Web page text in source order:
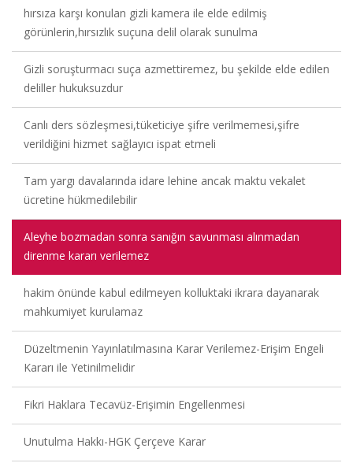
hırsıza karşı konulan gizli kamera ile elde edilmiş
görünlerin,hırsızlık suçuna delil olarak sunulma
Gizli soruşturmacı suça azmettiremez, bu şekilde elde edilen
deliller hukuksuzdur
Canlı ders sözleşmesi,tüketiciye şifre verilmemesi,şifre
verildiğini hizmet sağlayıcı ispat etmeli
Tam yargı davalarında idare lehine ancak maktu vekalet
ücretine hükmedilebilir
Aleyhe bozmadan sonra sanığın savunması alınmadan
direnme kararı verilemez
hakim önünde kabul edilmeyen kolluktaki ikrara dayanarak
mahkumiyet kurulamaz
Düzeltmenin Yayınlatılmasına Karar Verilemez-Erişim Engeli
Kararı ile Yetinilmelidir
Fikri Haklara Tecavüz-Erişimin Engellenmesi
Unutulma Hakkı-HGK Çerçeve Karar